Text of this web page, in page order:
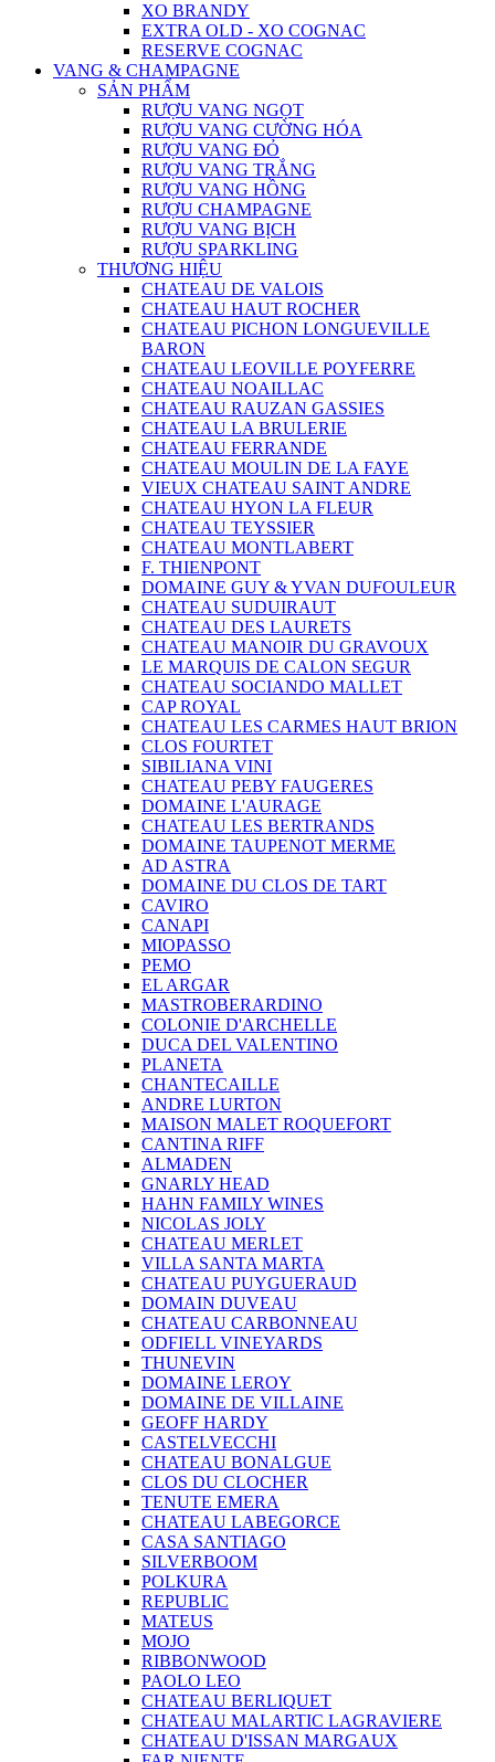
XO BRANDY
EXTRA OLD - XO COGNAC
RESERVE COGNAC
VANG & CHAMPAGNE
SẢN PHẨM
RƯỢU VANG NGỌT
RƯỢU VANG CƯỜNG HÓA
RƯỢU VANG ĐỎ
RƯỢU VANG TRẮNG
RƯỢU VANG HỒNG
RƯỢU CHAMPAGNE
RƯỢU VANG BỊCH
RƯỢU SPARKLING
THƯƠNG HIỆU
CHATEAU DE VALOIS
CHATEAU HAUT ROCHER
CHATEAU PICHON LONGUEVILLE
BARON
CHATEAU LEOVILLE POYFERRE
CHATEAU NOAILLAC
CHATEAU RAUZAN GASSIES
CHATEAU LA BRULERIE
CHATEAU FERRANDE
CHATEAU MOULIN DE LA FAYE
VIEUX CHATEAU SAINT ANDRE
CHATEAU HYON LA FLEUR
CHATEAU TEYSSIER
CHATEAU MONTLABERT
F. THIENPONT
DOMAINE GUY & YVAN DUFOULEUR
CHATEAU SUDUIRAUT
CHATEAU DES LAURETS
CHATEAU MANOIR DU GRAVOUX
LE MARQUIS DE CALON SEGUR
CHATEAU SOCIANDO MALLET
CAP ROYAL
CHATEAU LES CARMES HAUT BRION
CLOS FOURTET
SIBILIANA VINI
CHATEAU PEBY FAUGERES
DOMAINE L'AURAGE
CHATEAU LES BERTRANDS
DOMAINE TAUPENOT MERME
AD ASTRA
DOMAINE DU CLOS DE TART
CAVIRO
CANAPI
MIOPASSO
PEMO
EL ARGAR
MASTROBERARDINO
COLONIE D'ARCHELLE
DUCA DEL VALENTINO
PLANETA
CHANTECAILLE
ANDRE LURTON
MAISON MALET ROQUEFORT
CANTINA RIFF
ALMADEN
GNARLY HEAD
HAHN FAMILY WINES
NICOLAS JOLY
CHATEAU MERLET
VILLA SANTA MARTA
CHATEAU PUYGUERAUD
DOMAIN DUVEAU
CHATEAU CARBONNEAU
ODFIELL VINEYARDS
THUNEVIN
DOMAINE LEROY
DOMAINE DE VILLAINE
GEOFF HARDY
CASTELVECCHI
CHATEAU BONALGUE
CLOS DU CLOCHER
TENUTE EMERA
CHATEAU LABEGORCE
CASA SANTIAGO
SILVERBOOM
POLKURA
REPUBLIC
MATEUS
MOJO
RIBBONWOOD
PAOLO LEO
CHATEAU BERLIQUET
CHATEAU MALARTIC LAGRAVIERE
CHATEAU D'ISSAN MARGAUX